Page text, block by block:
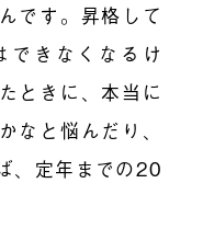
です。昇格して
できなくなるけ
ときに、本当に
なと悩んだり、
、定年までの20